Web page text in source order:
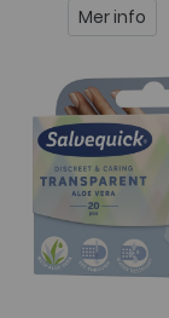
Mer info